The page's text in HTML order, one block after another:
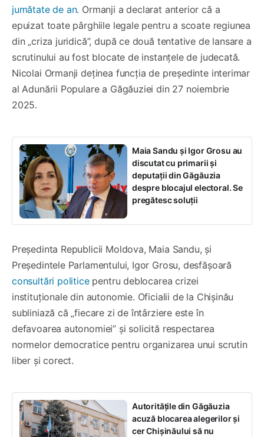
jumătate de an. Ormanji a declarat anterior că a
epuizat toate pârghiile legale pentru a scoate regiunea
din „criza juridică”, după ce două tentative de lansare a
scrutinului au fost blocate de instanțele de judecată.
Nicolai Ormanji deținea funcția de președinte interimar
al Adunării Populare a Găgăuziei din 27 noiembrie
2025.
Maia Sandu și Igor Grosu au
discutat cu primarii și
deputații din Găgăuzia
despre blocajul electoral. Se
pregătesc soluții
Președinta Republicii Moldova, Maia Sandu, și
Președintele Parlamentului, Igor Grosu, desfășoară
consultări politicepentru deblocarea crizei
instituționale din autonomie. Oficialii de la Chișinău
subliniază că „fiecare zi de întârziere este în
defavoarea autonomiei” și solicită respectarea
normelor democratice pentru organizarea unui scrutin
liber și corect.
Autoritățile din Găgăuzia
acuză blocarea alegerilor și
cer Chișinăului să nu